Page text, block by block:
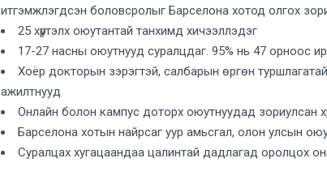
итгэмжлэгдсэн боловсролыг Барселона хотод олгох
25 хүртэлх оюутантай танхимд хичээллэдэг
17-27 насны оюутнууд суралцдаг. 95% нь 47 орноос
Хоёр докторын зэрэгтэй, салбарын өргөн
ажилтнууд
Онлайн болон кампус доторх оюутнуудад зориулсан
Барселона хотын найрсаг уур амьсгал, олон улсын
Суралцах хугацаандаа цалинтай дадлагад оролцох